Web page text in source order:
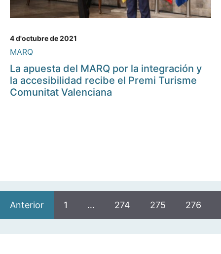
4 d'octubre de 2021
MARQ
La apuesta del MARQ por la integración y
la accesibilidad recibe el Premi Turisme
Comunitat Valenciana
Anterior 1 … 274 275 276